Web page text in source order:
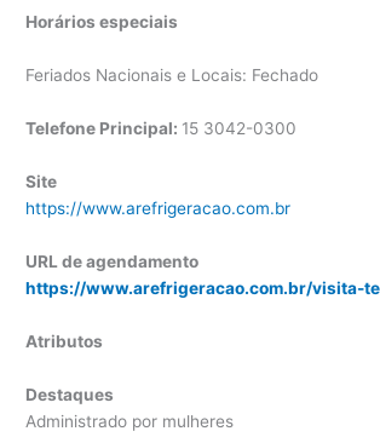
Horários especiais
Feriados Nacionais e Locais: Fechado
Telefone Principal: 15 3042-0300
Site
https://www.arefrigeracao.com.br
URL de agendamento
https://www.arefrigeracao.com.br/visita-
Atributos
Destaques
Administrado por mulheres